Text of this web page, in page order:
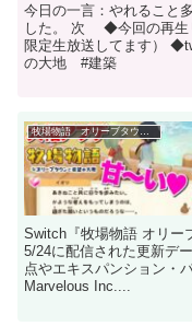
今日の一言：やれること
した。 次 ◆今回の再生
限定生放送してます）
の大地 #建築
Switch『牧場物語 オリー
5/24に配信された更新デ
点やエキスパンション・
Marvelous Inc....